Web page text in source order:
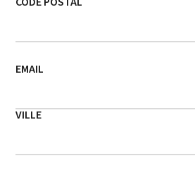
EMAIL
VILLE